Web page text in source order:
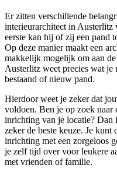
Er zitten verschillende
interieurarchitect in Austerlitz
eerste kan hij of zij een pand
Op deze manier maakt een
makkelijk mogelijk om aan
Austerlitz weet precies wat
bestaand of nieuw pand.
Hierdoor weet je zeker dat
voldoen. Ben je op zoek naar
inrichting van je locatie? Dan
zeker de beste keuze. Je
inrichting met een zorgeloos
je zelf tijd over voor leukere
met vrienden of familie.